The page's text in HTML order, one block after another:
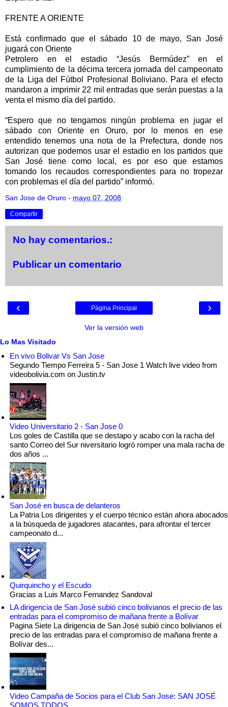
FRENTE A ORIENTE
Está confirmado que el sábado 10 de mayo, San José
jugará con Oriente
Petrolero en el estadio “Jesús Bermúdez” en el
cumplimiento de la décima tercera jornada del campeonato
de la Liga del Fútbol Profesional Boliviano. Para el efecto
mandaron a imprimir 22 mil entradas que serán puestas a la
venta el mismo día del partido.
“Espero que no tengamos ningún problema en jugar el
sábado con Oriente en Oruro, por lo menos en ese
entendido tenemos una nota de la Prefectura, donde nos
autorizan que podemos usar el estadio en los partidos que
San José tiene como local, es por eso que estamos
tomando los recaudos correspondientes para no tropezar
con problemas el día del partido” informó.
San Jose de Oruro - mayo 07, 2008
Compartir
No hay comentarios.:
Publicar un comentario
‹ ›
Página Principal
Ver la versión web
Lo Mas Visitado
En vivo Bolivar Vs San Jose
Segundo Tiempo Ferreira 5 - San Jose 1 Watch live video from
videobolivia.com on Justin.tv
Video Universitario 2 - San Jose 0
Los goles de Castilla que se destapo y acabo con la racha del
santo Correo del Sur niversitario logró romper una mala racha de
dos años ...
San José en busca de delanteros
La Patria Los dirigentes y el cuerpo técnico están ahora abocados
a la búsqueda de jugadores atacantes, para afrontar el tercer
campeonato d...
Quirquincho y el Escudo
Gracias a Luis Marco Fernandez Sandoval
LA dirigencia de San José subió cinco bolivianos el precio de las
entradas para el compromiso de mañana frente a Bolívar
Pagina Siete La dirigencia de San José subió cinco bolivianos el
precio de las entradas para el compromiso de mañana frente a
Bolívar des...
Video Campaña de Socios para el Club San Jose: SAN JOSÉ
SOMOS TODOS